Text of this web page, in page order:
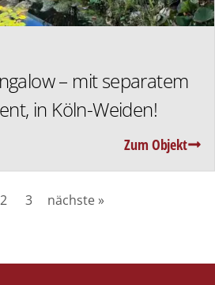
– mit separatem
in Köln-Weiden!
Zum Objekt
2 3 nächste »